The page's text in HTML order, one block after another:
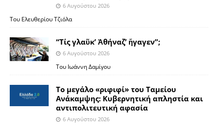
6 Αυγούστου 2026
Του Ελευθερίου Τζιόλα
“Τίς γλαῦκ’ Ἀθήναζ’ ἤγαγεν”;
6 Αυγούστου 2026
Του Ιωάννη Δαμίγου
Το μεγάλο «ριφιφί» του Ταμείου
Ανάκαμψης: Κυβερνητική απληστία και
αντιπολιτευτική αφασία
6 Αυγούστου 2026